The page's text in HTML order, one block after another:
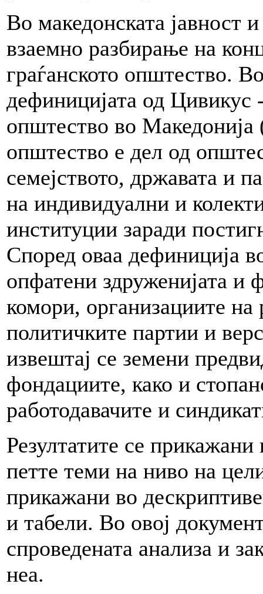
Во македонската јавност
взаемно разбирање на
граѓанското општество.
дефиницијата од Цивикус
општество во
општество е дел од
семејството, државата и
на индивидуални и
институции заради
Според оваа дефиниција
опфатени здруженијата и
комори, организациите на
политичките партии и
извештај се земени
фондациите, како и
работодавачите и
Резултатите се прикажани
петте теми на ниво на
прикажани во
и табели. Во овој
спроведената анализа и
неа.